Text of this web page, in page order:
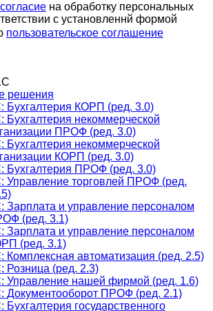
согласие на обработку персональных
с установленнй формой
пользовательское соглашение
решения
Бухгалтерия КОРП (ред. 3.0)
Бухгалтерия некоммерческой
ПРОФ (ред. 3.0)
Бухгалтерия некоммерческой
КОРП (ред. 3.0)
Бухгалтерия ПРОФ (ред. 3.0)
Управление торговлей ПРОФ (ред.
Зарплата и управление персоналом
(ред. 3.1)
Зарплата и управление персоналом
(ред. 3.1)
Комплексная автоматизация (ред. 2.5)
Розница (ред. 2.3)
Управление нашей фирмой (ред. 1.6)
Документооборот ПРОФ (ред. 2.1)
Бухгалтерия государственного